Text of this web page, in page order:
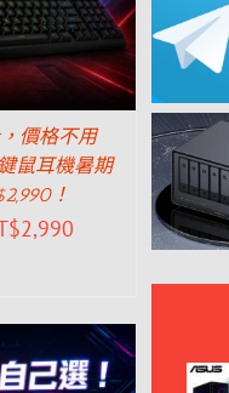
價格不用
鼠耳機暑期
！
2,990